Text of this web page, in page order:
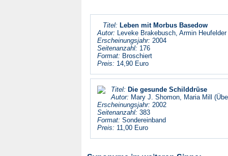
Titel: Leben mit Morbus Basedow
Autor: Leveke Brakebusch, Armin Heufelder
Erscheinungsjahr: 2004
Seitenanzahl: 176
Format: Broschiert
Preis: 14,90 Euro
Titel: Die gesunde Schilddrüse
Autor: Mary J. Shomon, Maria Mill
Erscheinungsjahr: 2002
Seitenanzahl: 383
Format: Sondereinband
Preis: 11,00 Euro